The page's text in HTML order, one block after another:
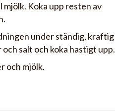
mjölk. Koka upp resten av
under ständig, kraftig
salt och koka hastigt upp.
och mjölk.